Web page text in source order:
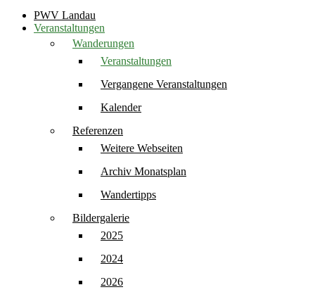
PWV Landau
Veranstaltungen
Wanderungen
Veranstaltungen
Vergangene Veranstaltungen
Kalender
Referenzen
Weitere Webseiten
Archiv Monatsplan
Wandertipps
Bildergalerie
2025
2024
2026